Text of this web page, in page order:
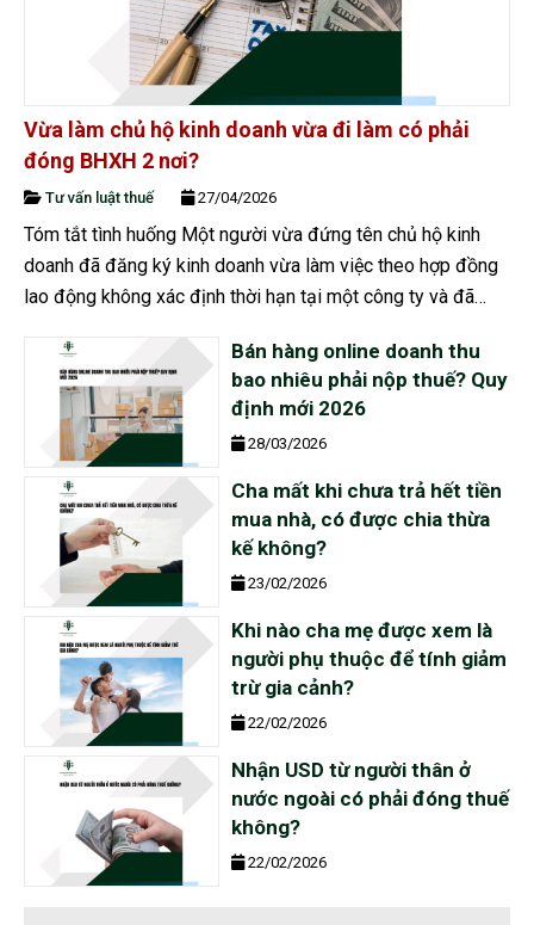
Vừa làm chủ hộ kinh doanh vừa đi làm có phải
đóng BHXH 2 nơi?
Tư vấn luật thuế 27/04/2026
Tóm tắt tình huống Một người vừa đứng tên chủ hộ kinh
doanh đã đăng ký kinh doanh vừa làm việc theo hợp đồng
lao động không xác định thời hạn tại một công ty và đã
động, tuy...
Bán hàng online doanh thu
bao nhiêu phải nộp thuế? Quy
định mới 2026
28/03/2026
Cha mất khi chưa trả hết tiền
mua nhà, có được chia thừa
kế không?
23/02/2026
Khi nào cha mẹ được xem là
người phụ thuộc để tính giảm
trừ gia cảnh?
22/02/2026
Nhận USD từ người thân ở
nước ngoài có phải đóng thuế
không?
22/02/2026